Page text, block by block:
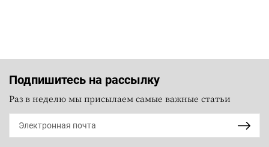
Подпишитесь на рассылку
Раз в неделю мы присылаем самые важные статьи